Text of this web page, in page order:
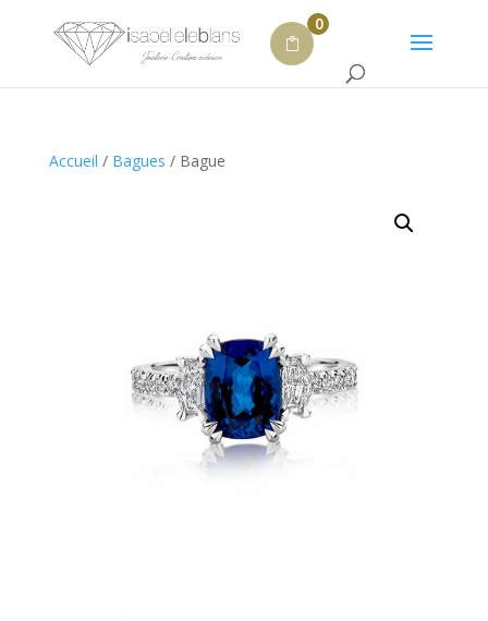
0
Accueil / Bagues / Bague